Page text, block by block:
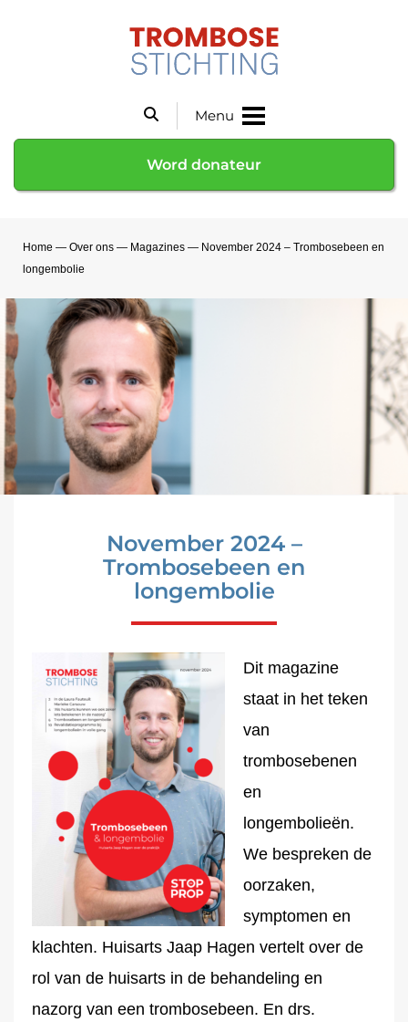
Word donateur
Menu
Home — Over ons — Magazines — November 2024 – Trombosebeen en
longembolie
November 2024 –
Trombosebeen en
longembolie
Dit magazine
staat in het teken
van
trombosebenen
en
longembolieën.
We bespreken de
oorzaken,
symptomen en
klachten. Huisarts Jaap Hagen vertelt over de
rol van de huisarts in de behandeling en
nazorg van een trombosebeen. En drs.